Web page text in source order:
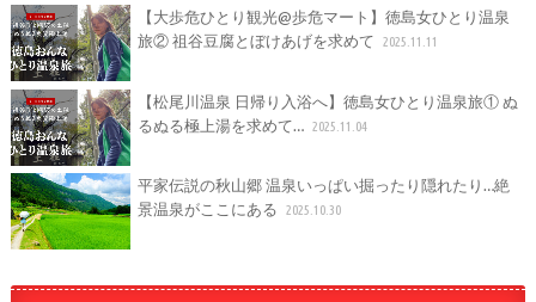
【大歩危ひとり観光@歩危マート】徳島女ひとり温泉
旅② 祖谷豆腐とぼけあげを求めて
2025.11.11
【松尾川温泉 日帰り入浴へ】徳島女ひとり温泉旅① ぬ
るぬる極上湯を求めて… 2025.11.04
平家伝説の秋山郷 温泉いっぱい掘ったり隠れたり…絶
景温泉がここにある
2025.10.30